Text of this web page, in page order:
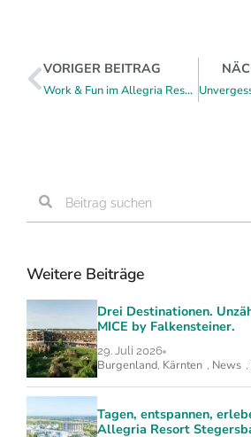
VORIGER BEITRAG
Work & Fun im Allegria Resort Stegersbach
Weitere Beiträge
Drei Destinationen.
MICE by Falkensteiner.
29. Juli 2026
Burgenland, Kärnten , News ,
Tagen, entspannen,
Allegria Resort